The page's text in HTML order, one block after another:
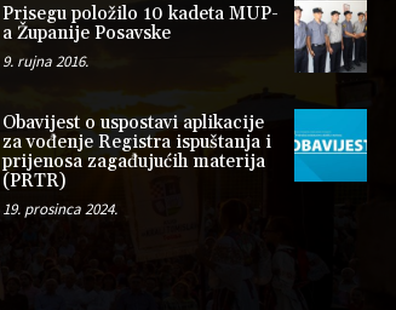
Prisegu položilo 10 kadeta MUP-
a Županije Posavske
9. rujna 2016.
Obavijest o uspostavi aplikacije
za vođenje Registra ispuštanja i
prijenosa zagađujućih materija
(PRTR)
19. prosinca 2024.